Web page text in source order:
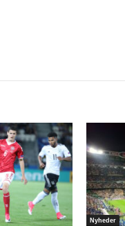
Nyheder